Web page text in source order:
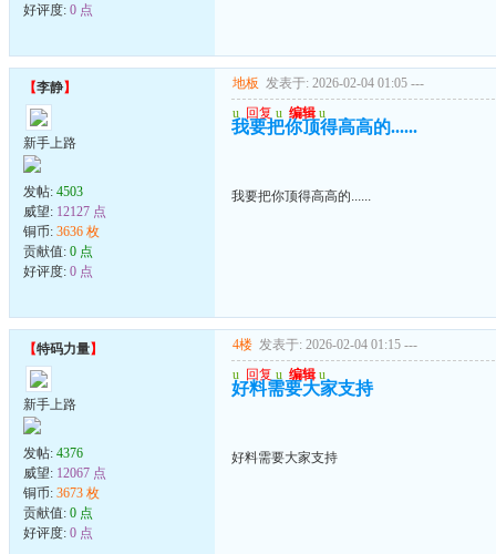
好评度: 0 点
【李静】
新手上路
发帖: 4503
威望: 12127 点
铜币: 3636 枚
贡献值: 0 点
好评度: 0 点
地板 发表于: 2026-02-04 01:05 ---
u 回复 u 编辑 u
我要把你顶得高高的......
我要把你顶得高高的......
【特码力量】
新手上路
发帖: 4376
威望: 12067 点
铜币: 3673 枚
贡献值: 0 点
好评度: 0 点
4楼 发表于: 2026-02-04 01:15 ---
u 回复 u 编辑 u
好料需要大家支持
好料需要大家支持